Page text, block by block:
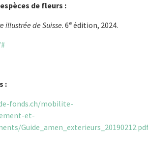
de fleurs :
illustrée de Suisse. 6e édition, 2024.
:
fonds.ch/mobilite-
et-